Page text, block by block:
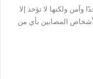
500 جيدة جدًا وآمن ولكنها لا تؤخذ إلا
المصابين بأي من